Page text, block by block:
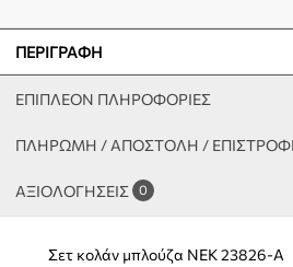
ΠΕΡΙΓΡΑΦΉ
ΕΠΙΠΛΈΟΝ ΠΛΗΡΟΦΟΡΊΕΣ
ΠΛΗΡΩΜΗ / ΑΠΟΣΤΟΛΗ /
ΑΞΙΟΛΟΓΉΣΕΙΣ 0
Σετ κολάν μπλούζα NEK 23826-A